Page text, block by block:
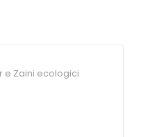
e Zaini ecologici